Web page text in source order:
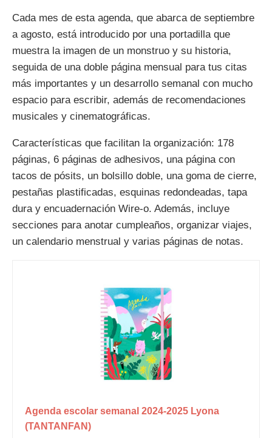
Cada mes de esta agenda, que abarca de septiembre
a agosto, está introducido por una portadilla que
muestra la imagen de un monstruo y su historia,
seguida de una doble página mensual para tus citas
más importantes y un desarrollo semanal con mucho
espacio para escribir, además de recomendaciones
musicales y cinematográficas.
Características que facilitan la organización: 178
páginas, 6 páginas de adhesivos, una página con
tacos de pósits, un bolsillo doble, una goma de cierre,
pestañas plastificadas, esquinas redondeadas, tapa
dura y encuadernación Wire-o. Además, incluye
secciones para anotar cumpleaños, organizar viajes,
un calendario menstrual y varias páginas de notas.
Agenda escolar semanal 2024-2025 Lyona
(TANTANFAN)